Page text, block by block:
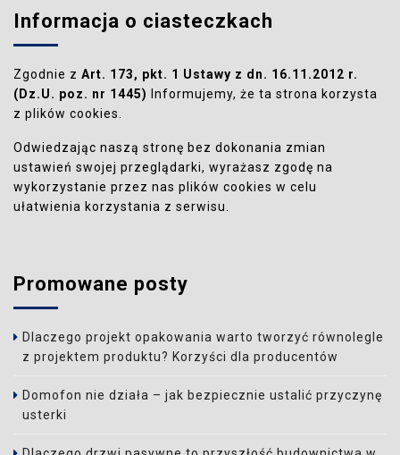
Informacja o ciasteczkach
Zgodnie z Art. 173, pkt. 1 Ustawy z dn. 16.11.2012 r.
(Dz.U. poz. nr 1445)
Informujemy, że ta strona korzysta
z plików cookies.
Odwiedzając naszą stronę bez dokonania zmian
ustawień swojej przeglądarki, wyrażasz zgodę na
wykorzystanie przez nas plików cookies w celu
ułatwienia korzystania z serwisu.
Promowane posty
Dlaczego projekt opakowania warto tworzyć równolegle
z projektem produktu? Korzyści dla producentów
Domofon nie działa – jak bezpiecznie ustalić przyczynę
usterki